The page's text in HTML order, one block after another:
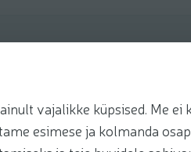
vajalikke küpsised. Me ei
esimese ja kolmanda